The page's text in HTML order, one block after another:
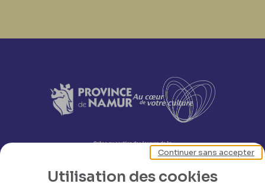
Utilisation des cookies
Continuer sans accepter